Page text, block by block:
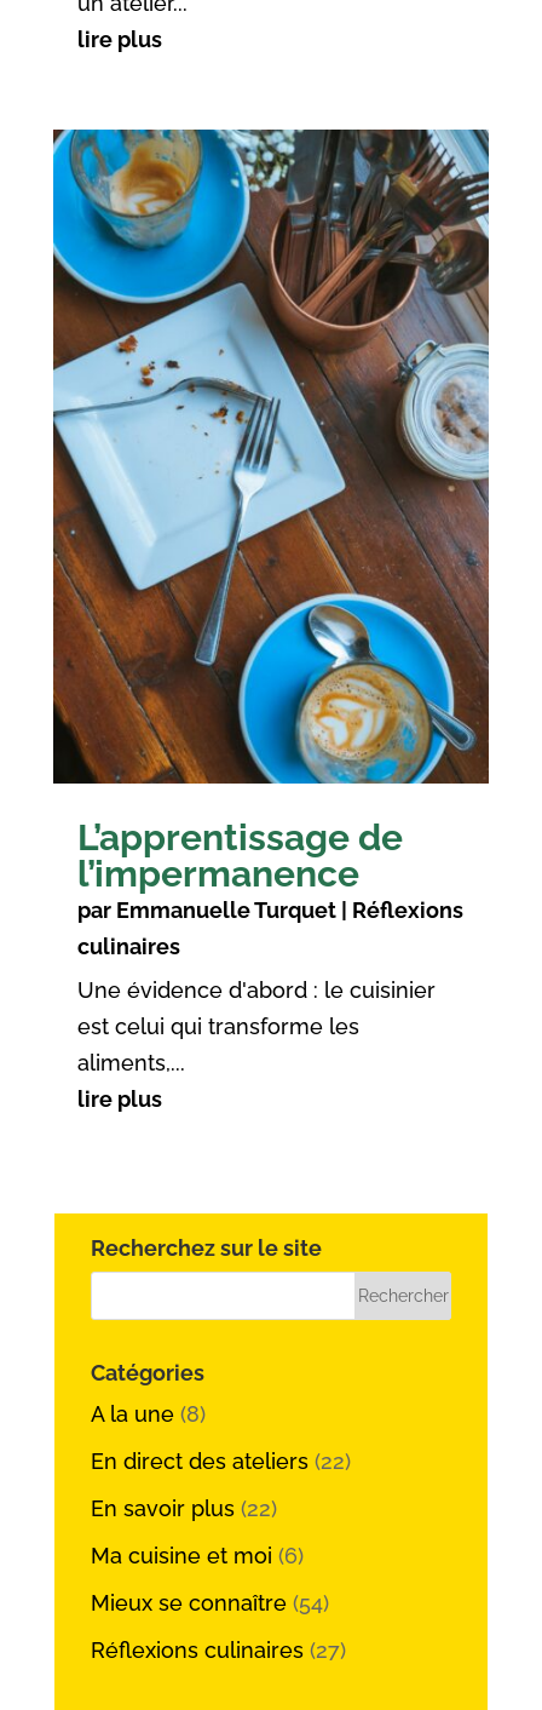
lire plus
L’apprentissage de
l’impermanence
par Emmanuelle Turquet| Réflexions
culinaires
Une évidence d'abord : le cuisinier
est celui qui transforme les
aliments,...
lire plus
Recherchez sur le site
Catégories
A la une(8)
En direct des ateliers(22)
En savoir plus(22)
Ma cuisine et moi (6)
Mieux se connaître(54)
Réflexions culinaires(27)